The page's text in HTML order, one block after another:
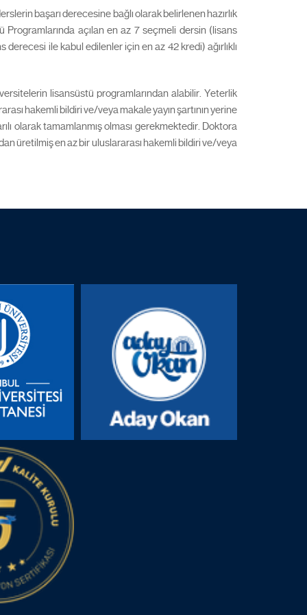
başarı derecesine bağlı olarak belirlenen hazırlık
açılan en az 7 seçmeli dersin (lisans
ile kabul edilenler için en az 42 kredi) ağırlıklı
lisansüstü programlarından alabilir. Yeterlik
hakemli bildiri ve/veya makale yayın şartının yerine
olarak tamamlanmış olması gerekmektedir. Doktora
üretilmiş en az bir uluslararası hakemli bildiri ve/veya